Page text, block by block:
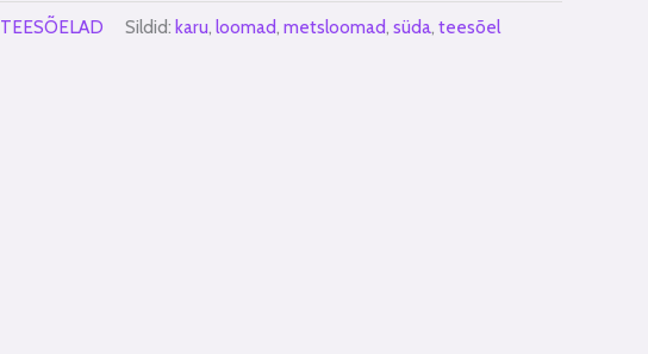
TEESÕELAD Sildid: karu, loomad, metsloomad, süda, teesõel